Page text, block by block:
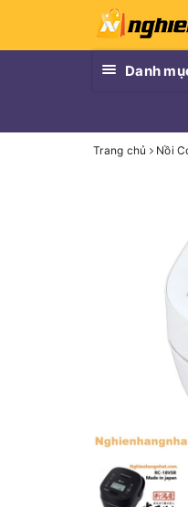
Danh
Trang chủ Nồi